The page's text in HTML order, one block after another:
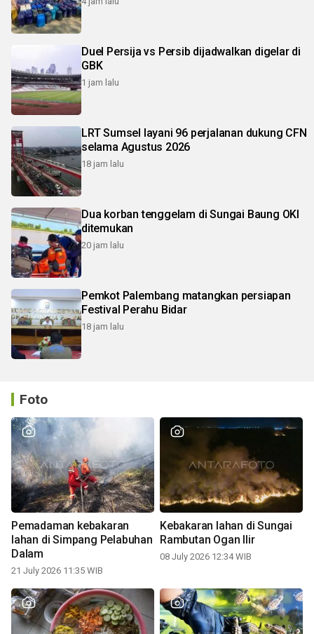
Duel Persija vs Persib dijadwalkan digelar di
GBK
1 jam lalu
LRT Sumsel layani 96 perjalanan dukung CFN
selama Agustus 2026
18 jam lalu
Dua korban tenggelam di Sungai Baung OKI
ditemukan
20 jam lalu
Pemkot Palembang matangkan persiapan
Festival Perahu Bidar
18 jam lalu
Foto
Pemadaman kebakaran
lahan di Simpang Pelabuhan
Dalam
21 July 2026 11:35 WIB
Kebakaran lahan di Sungai
Rambutan Ogan Ilir
08 July 2026 12:34 WIB